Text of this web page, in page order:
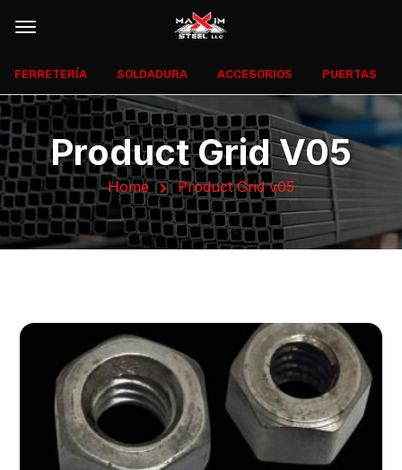
Product Grid V05
Home Product Grid v05
FERRETERÍA SOLDADURA ACCESORIOS PUERTAS